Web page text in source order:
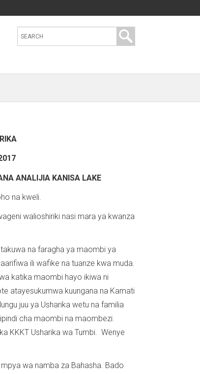
S
e
r
h
t
e
ANALIJIA KANISA LAKE
na kweli.
walioshiriki nasi mara ya kwanza
na faragha ya maombi ya
ili wafike na tuanze kwa muda.
katika maombi hayo ikiwa ni
atayesukumwa kuungana na Kamati
juu ya Usharika wetu na familia
cha maombi na maombezi.
KKKT Usharika wa Tumbi. Wenye
wa namba za Bahasha. Bado